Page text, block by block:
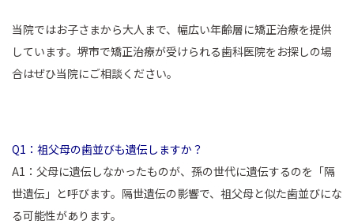
当院ではお子さまから大人まで、幅広い年齢層に矯正治療を提供
しています。堺市で矯正治療が受けられる歯科医院をお探しの場
合はぜひ当院にご相談ください。
Q1：祖父母の歯並びも遺伝しますか？
A1：父母に遺伝しなかったものが、孫の世代に遺伝するのを「隔
世遺伝」と呼びます。隔世遺伝の影響で、祖父母と似た歯並びにな
る可能性があります。